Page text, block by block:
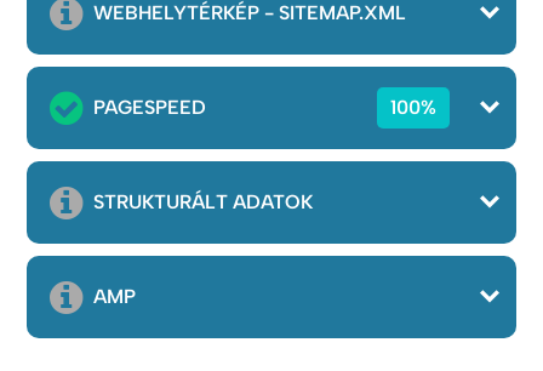
WEBHELYTÉRKÉP - SITEMAP.XML
PAGESPEED 100%
STRUKTURÁLT ADATOK
AMP